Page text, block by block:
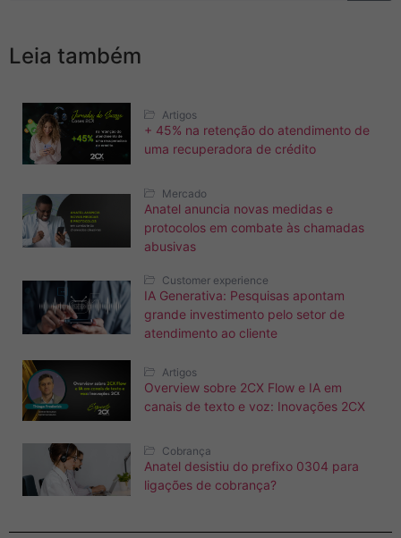
Leia também
Artigos
+ 45% na retenção do atendimento de
uma recuperadora de crédito
Mercado
Anatel anuncia novas medidas e
protocolos em combate às chamadas
abusivas
Customer experience
IA Generativa: Pesquisas apontam
grande investimento pelo setor de
atendimento ao cliente
Artigos
Overview sobre 2CX Flow e IA em
canais de texto e voz: Inovações 2CX
Cobrança
Anatel desistiu do prefixo 0304 para
ligações de cobrança?